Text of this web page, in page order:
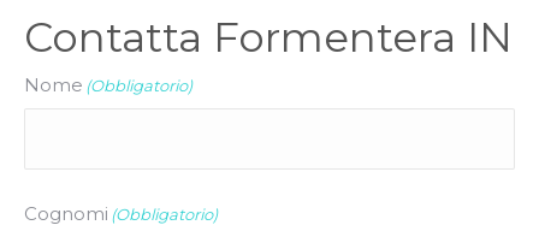
Contatta Formentera IN
Nome (Obbligatorio)
Cognomi (Obbligatorio)